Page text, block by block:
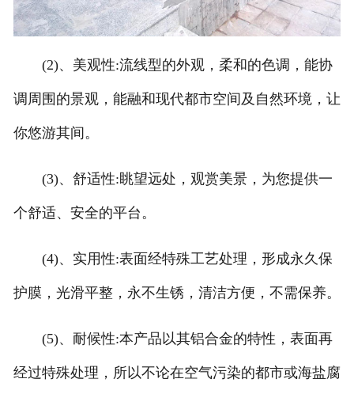
(2)、美观性:流线型的外观，柔和的色调，能协
调周围的景观，能融和现代都市空间及自然环境，让
你悠游其间。
(3)、舒适性:眺望远处，观赏美景，为您提供一
个舒适、安全的平台。
(4)、实用性:表面经特殊工艺处理，形成永久保
护膜，光滑平整，永不生锈，清洁方便，不需保养。
(5)、耐候性:本产品以其铝合金的特性，表面再
经过特殊处理，所以不论在空气污染的都市或海盐腐